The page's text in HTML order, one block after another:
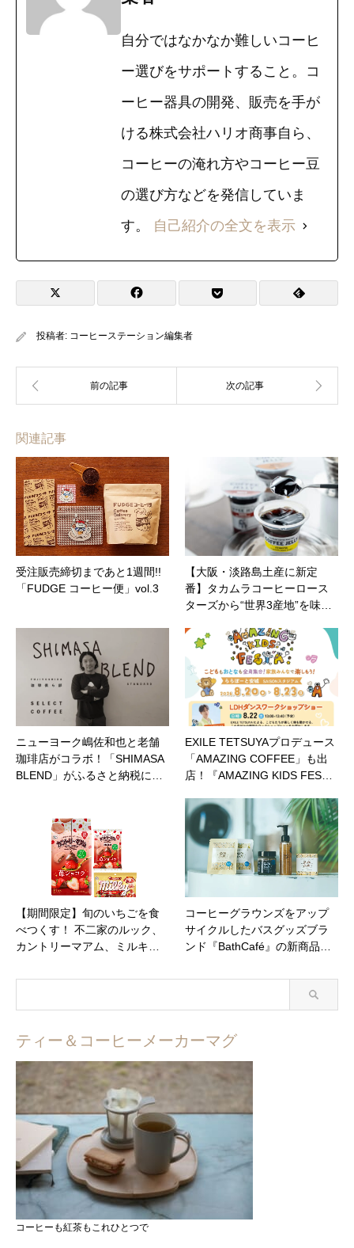
自分ではなかなか難しいコーヒ
ー選びをサポートすること。コ
ーヒー器具の開発、販売を手が
ける株式会社ハリオ商事自ら、
コーヒーの淹れ方やコーヒー豆
の選び方などを発信していま
す。 自己紹介の全文を表示
投稿者: コーヒーステーション編集者
関連記事
受注販売締切まであと1週間!!
「FUDGE コーヒー便」vol.3
【大阪・淡路島土産に新定
番】タカムラコーヒーロース
ターズから“世界3産地”を味…
ニューヨーク嶋佐和也と老舗
珈琲店がコラボ！「SHIMASA
BLEND」がふるさと納税に…
EXILE TETSUYAプロデュース
「AMAZING COFFEE」も出
店！『AMAZING KIDS FES…
【期間限定】旬のいちごを食
べつくす！ 不二家のルック、
カントリーマアム、ミルキ…
コーヒーグラウンズをアップ
サイクルしたバスグッズブラ
ンド『BathCafé』の新商品…
ティー＆コーヒーメーカーマグ
コーヒーも紅茶もこれひとつで